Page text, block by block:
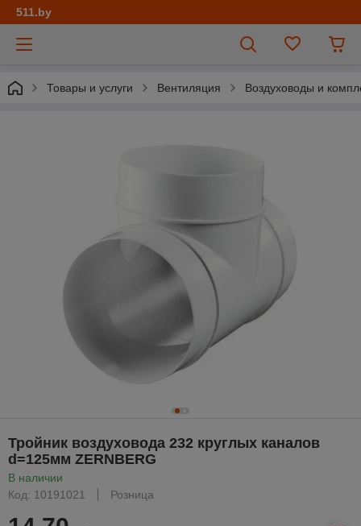
511.by
Товары и услуги Вентиляция Воздуховоды и
Тройник воздуховода 232 круглых каналов
d=125мм ZERNBERG
В наличии
Код: 10191021
Розница